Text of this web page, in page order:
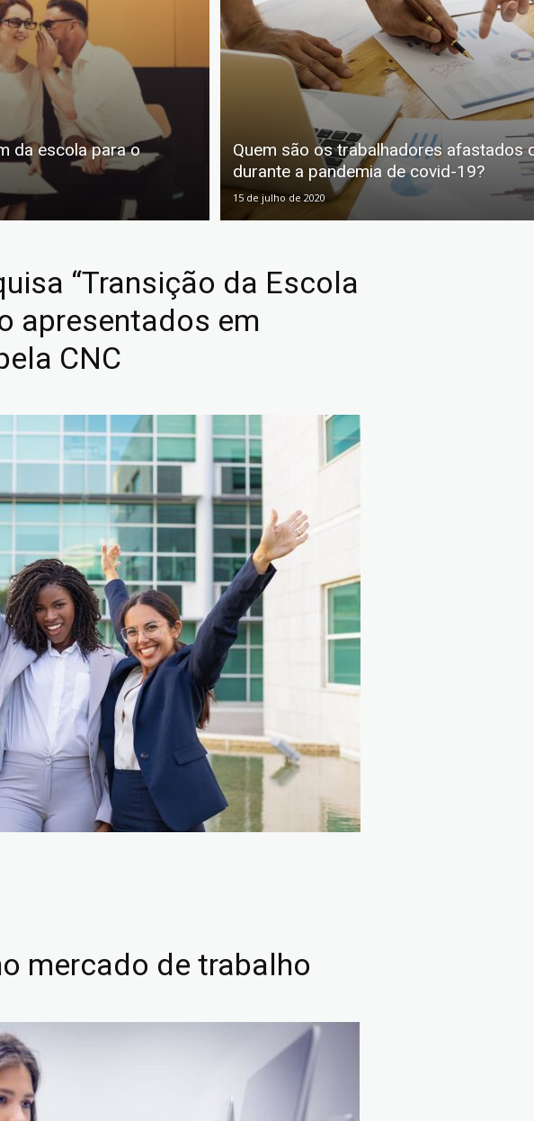
da escola para o
Quem são os trabalhadores afastados
durante a pandemia de covid-19?
15 de julho de 2020
“Transição da Escola
apresentados em
CNC
mercado de trabalho